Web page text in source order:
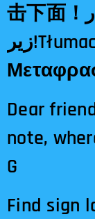
击下面！مترجم کلیک کردن در
زیر!Tłumacz klikając poniżej!
Dear
note,
G
Find sign